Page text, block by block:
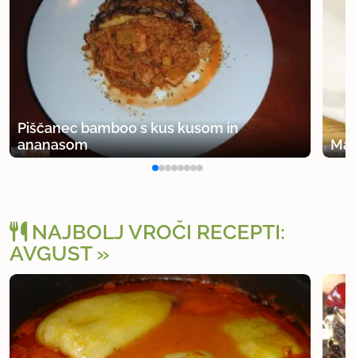
Piščanec bamboo s kus kusom in
ananasom
NAJBOLJ VROČI RECEPTI:
AVGUST